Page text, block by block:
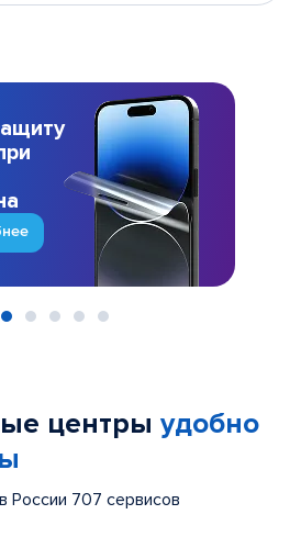
центры удобно
России 707 сервисов